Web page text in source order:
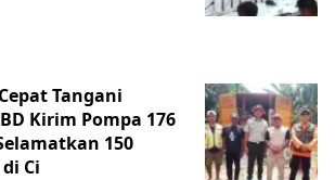
Tangani
Kirim Pompa 176
150
Ci